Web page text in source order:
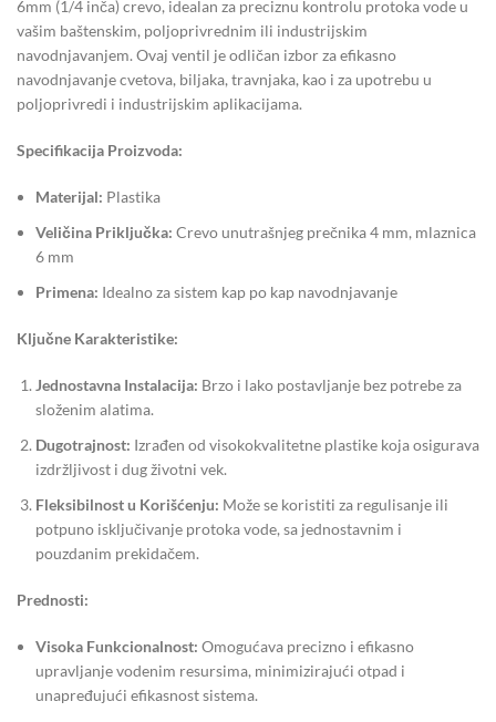
6mm (1/4 inča) crevo, idealan za preciznu kontrolu protoka vode u
vašim baštenskim, poljoprivrednim ili industrijskim
navodnjavanjem. Ovaj ventil je odličan izbor za efikasno
navodnjavanje cvetova, biljaka, travnjaka, kao i za upotrebu u
poljoprivredi i industrijskim aplikacijama.
Specifikacija Proizvoda:
Materijal: Plastika
Veličina Priključka: Crevo unutrašnjeg prečnika 4 mm, mlaznica
6 mm
Primena: Idealno za sistem kap po kap navodnjavanje
Ključne Karakteristike:
Jednostavna Instalacija: Brzo i lako postavljanje bez potrebe za
složenim alatima.
Dugotrajnost: Izrađen od visokokvalitetne plastike koja osigurava
izdržljivost i dug životni vek.
Fleksibilnost u Korišćenju: Može se koristiti za regulisanje ili
potpuno isključivanje protoka vode, sa jednostavnim i
pouzdanim prekidačem.
Prednosti:
Visoka Funkcionalnost: Omogućava precizno i efikasno
upravljanje vodenim resursima, minimizirajući otpad i
unapređujući efikasnost sistema.